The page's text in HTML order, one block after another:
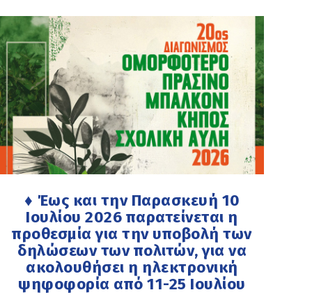
♦ Έως και την Παρασκευή 10
Ιουλίου 2026 παρατείνεται η
προθεσμία για την υποβολή των
δηλώσεων των πολιτών, για να
ακολουθήσει η ηλεκτρονική
ψηφοφορία από 11-25 Ιουλίου